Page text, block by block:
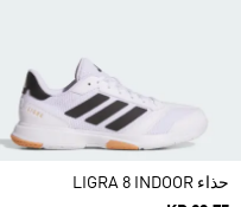
حذاء LIGRA 8 INDOOR